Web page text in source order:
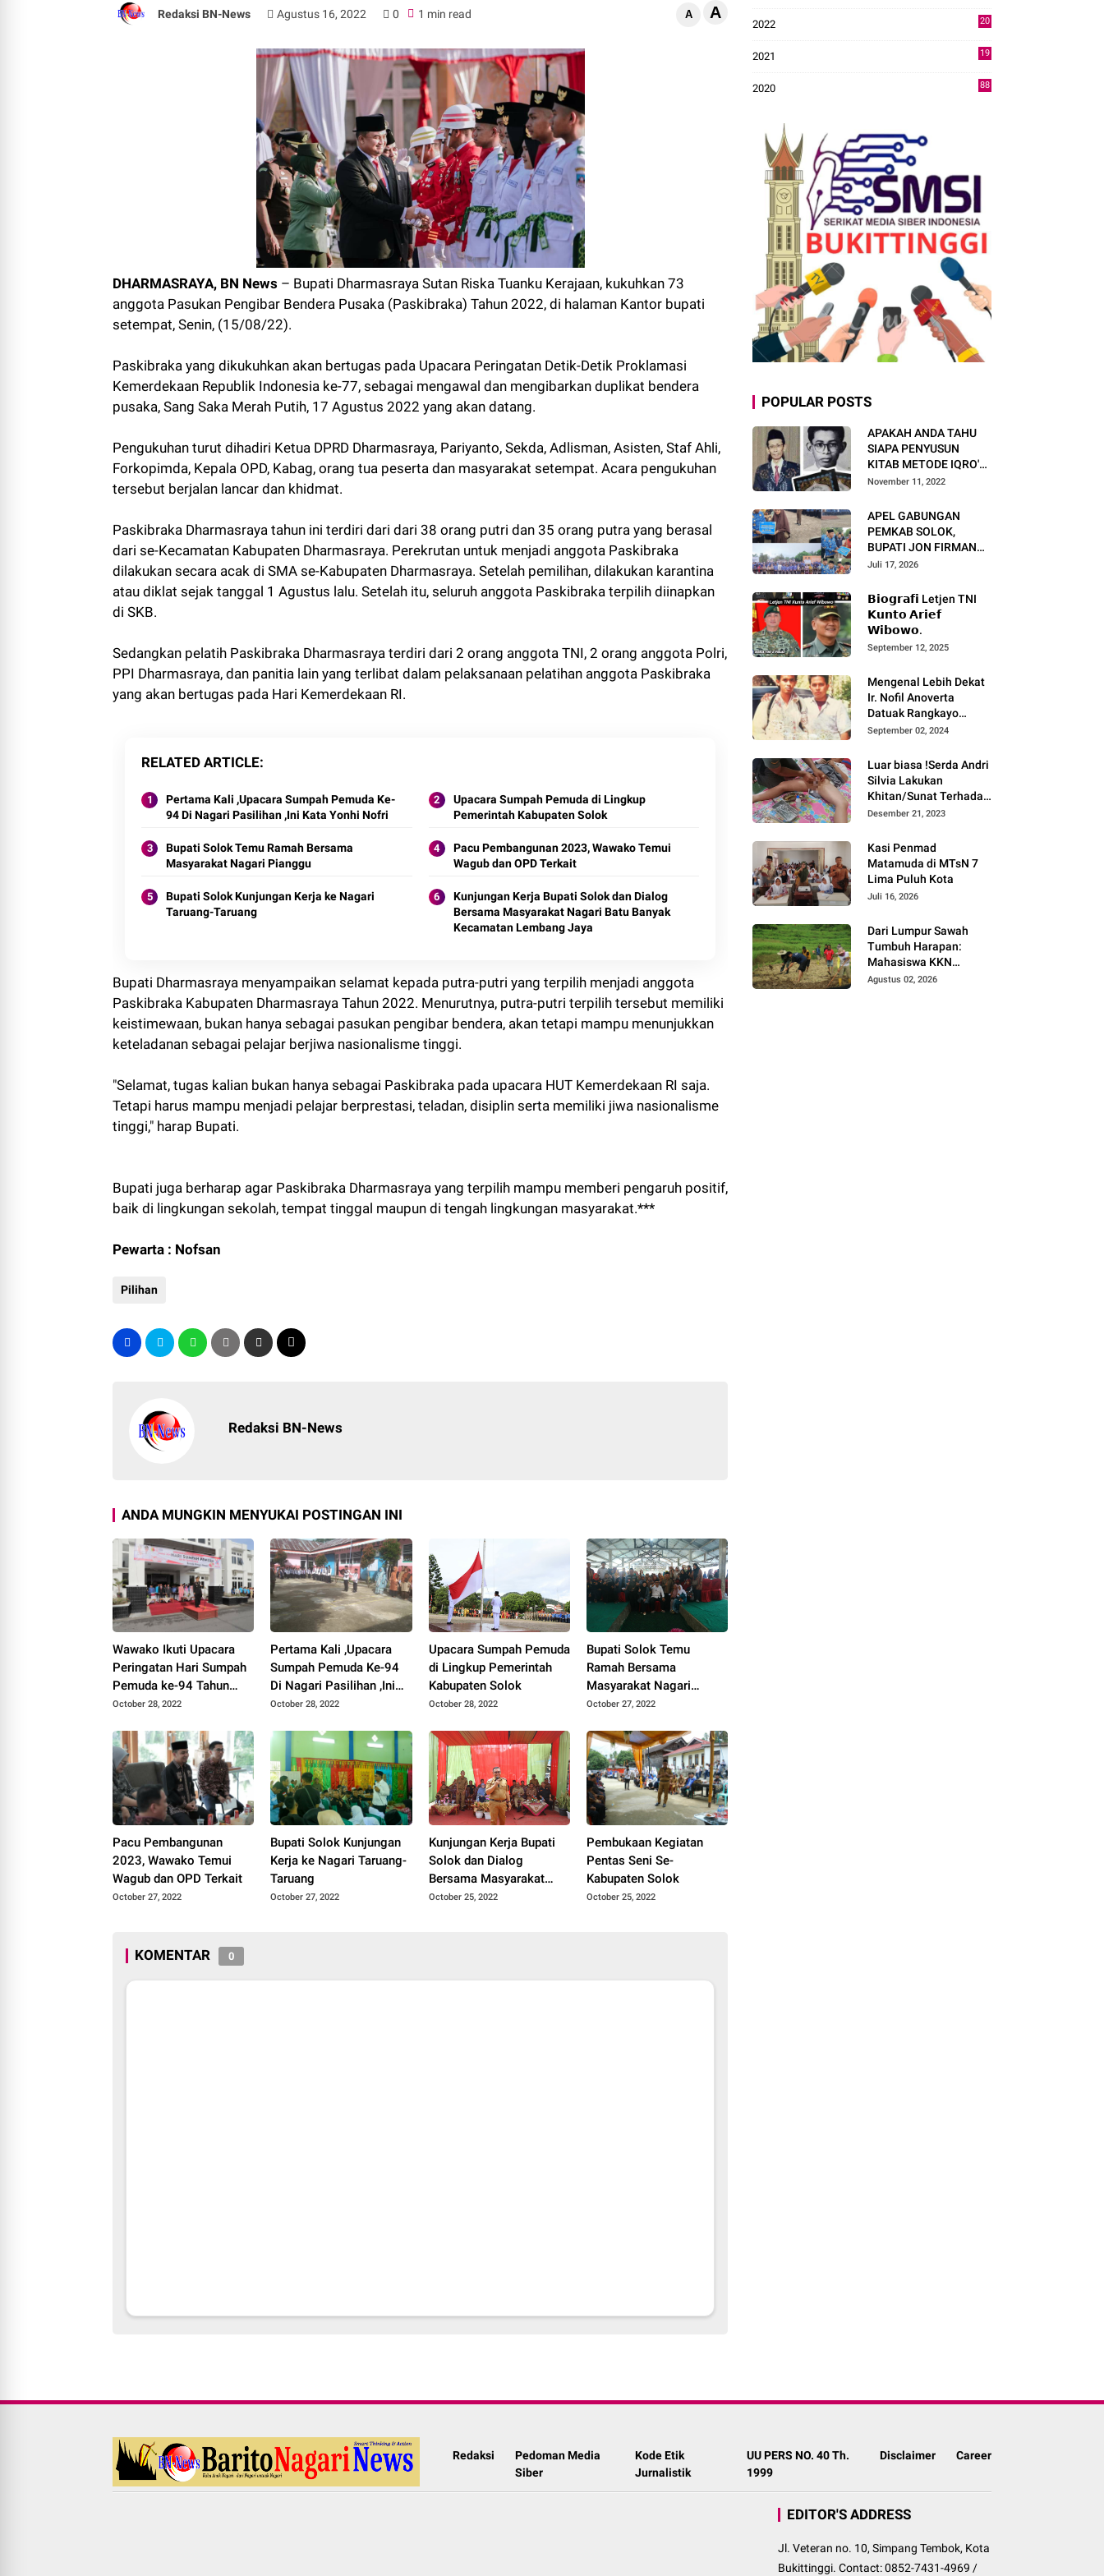
Redaksi BN-News Agustus 16, 2022 0 1 min read A A
DHARMASRAYA, BN News – Bupati Dharmasraya Sutan Riska Tuanku Kerajaan, kukuhkan 73
anggota Pasukan Pengibar Bendera Pusaka (Paskibraka) Tahun 2022, di halaman Kantor bupati
setempat, Senin, (15/08/22).
Paskibraka yang dikukuhkan akan bertugas pada Upacara Peringatan Detik-Detik Proklamasi
Kemerdekaan Republik Indonesia ke-77, sebagai mengawal dan mengibarkan duplikat bendera
pusaka, Sang Saka Merah Putih, 17 Agustus 2022 yang akan datang.
Pengukuhan turut dihadiri Ketua DPRD Dharmasraya, Pariyanto, Sekda, Adlisman, Asisten, Staf Ahli,
Forkopimda, Kepala OPD, Kabag, orang tua peserta dan masyarakat setempat. Acara pengukuhan
tersebut berjalan lancar dan khidmat.
Paskibraka Dharmasraya tahun ini terdiri dari dari 38 orang putri dan 35 orang putra yang berasal
dari se-Kecamatan Kabupaten Dharmasraya. Perekrutan untuk menjadi anggota Paskibraka
dilakukan secara acak di SMA se-Kabupaten Dharmasraya. Setelah pemilihan, dilakukan karantina
atau diklat sejak tanggal 1 Agustus lalu. Setelah itu, seluruh anggota Paskibraka terpilih diinapkan
di SKB.
Sedangkan pelatih Paskibraka Dharmasraya terdiri dari 2 orang anggota TNI, 2 orang anggota Polri,
PPI Dharmasraya, dan panitia lain yang terlibat dalam pelaksanaan pelatihan anggota Paskibraka
yang akan bertugas pada Hari Kemerdekaan RI.
RELATED ARTICLE
Pertama Kali ,Upacara Sumpah Pemuda Ke-
94 Di Nagari Pasilihan ,Ini Kata Yonhi Nofri
Upacara Sumpah Pemuda di Lingkup
Pemerintah Kabupaten Solok
Bupati Solok Temu Ramah Bersama
Masyarakat Nagari Pianggu
Pacu Pembangunan 2023, Wawako Temui
Wagub dan OPD Terkait
Bupati Solok Kunjungan Kerja ke Nagari
Taruang-Taruang
Kunjungan Kerja Bupati Solok dan Dialog
Bersama Masyarakat Nagari Batu Banyak
Kecamatan Lembang Jaya
Bupati Dharmasraya menyampaikan selamat kepada putra-putri yang terpilih menjadi anggota
Paskibraka Kabupaten Dharmasraya Tahun 2022. Menurutnya, putra-putri terpilih tersebut memiliki
keistimewaan, bukan hanya sebagai pasukan pengibar bendera, akan tetapi mampu menunjukkan
keteladanan sebagai pelajar berjiwa nasionalisme tinggi.
"Selamat, tugas kalian bukan hanya sebagai Paskibraka pada upacara HUT Kemerdekaan RI saja.
Tetapi harus mampu menjadi pelajar berprestasi, teladan, disiplin serta memiliki jiwa nasionalisme
tinggi," harap Bupati.
Bupati juga berharap agar Paskibraka Dharmasraya yang terpilih mampu memberi pengaruh positif,
baik di lingkungan sekolah, tempat tinggal maupun di tengah lingkungan masyarakat.***
Pewarta : Nofsan
Pilihan
Redaksi BN-News
ANDA MUNGKIN MENYUKAI POSTINGAN INI
Wawako Ikuti Upacara
Peringatan Hari Sumpah
Pemuda ke-94 Tahun
2022
October 28, 2022
Pertama Kali ,Upacara
Sumpah Pemuda Ke-94
Di Nagari Pasilihan ,Ini
Kata Yonhi Nofri
October 28, 2022
Upacara Sumpah Pemuda
di Lingkup Pemerintah
Kabupaten Solok
October 28, 2022
Bupati Solok Temu
Ramah Bersama
Masyarakat Nagari
Pianggu
October 27, 2022
Pacu Pembangunan
2023, Wawako Temui
Wagub dan OPD Terkait
October 27, 2022
Bupati Solok Kunjungan
Kerja ke Nagari Taruang-
Taruang
October 27, 2022
Kunjungan Kerja Bupati
Solok dan Dialog
Bersama Masyarakat
Nagari Batu Banyak
October 25, 2022
Pembukaan Kegiatan
Pentas Seni Se-
Kabupaten Solok
October 25, 2022
KOMENTAR 0
2022
20
2021
19
2020
88
POPULAR POSTS
APAKAH ANDA TAHU
SIAPA PENYUSUN
KITAB METODE IQRO'?
INI BIOGRAFI KH. AS'AD
November 11, 2022
APEL GABUNGAN
PEMKAB SOLOK,
BUPATI JON FIRMAN
PANDU TEKANKAN ASN
DAN PELAYANAN
MASYARAKAT.
Juli 17, 2026
𝗕𝗶𝗼𝗴𝗿𝗮𝗳𝗶 Letjen TNI
𝗞𝘂𝗻𝘁𝗼 𝗔𝗿𝗶𝗲𝗳
𝗪𝗶𝗯𝗼𝘄𝗼.
September 12, 2025
Mengenal Lebih Dekat
Ir. Nofil Anoverta
Datuak Rangkayo
Batuah Cawako
September 02, 2024
Luar biasa !Serda Andri
Silvia Lakukan
Khitan/Sunat Terhadap
Anak Warga Binaannya
Desember 21, 2023
Kasi Penmad
Matamuda di MTsN 7
Lima Puluh Kota
Juli 16, 2026
Dari Lumpur Sawah
Tumbuh Harapan:
Mahasiswa KKN
Universitas Andalas
Agustus 02, 2026
Redaksi
Pedoman Media
Siber
Kode Etik
Jurnalistik
UU PERS NO. 40 Th.
1999
Disclaimer Career
EDITOR'S ADDRESS
Jl. Veteran no. 10, Simpang Tembok, Kota
Bukittinggi. Contact: 0852-7431-4969 /